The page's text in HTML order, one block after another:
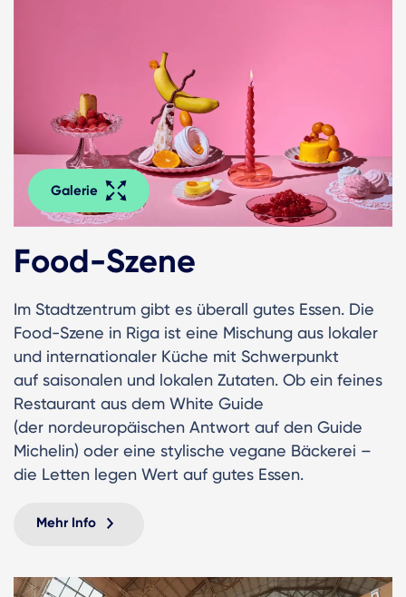
Galerie
Food-Szene
Im Stadtzentrum gibt es überall gutes Essen. Die
Food-Szene in Riga ist eine Mischung aus lokaler
und internationaler Küche mit Schwerpunkt
auf saisonalen und lokalen Zutaten. Ob ein feines
Restaurant aus dem White Guide
(der nordeuropäischen Antwort auf den Guide
Michelin) oder eine stylische vegane Bäckerei –
die Letten legen Wert auf gutes Essen.
Mehr Info